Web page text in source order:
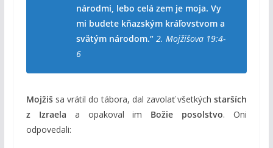
národmi, lebo celá zem je moja. Vy
mi budete kňazským kráľovstvom a
svätým národom.“ 2. Mojžišova 19:4-
6
Mojžišsa vrátil do tábora, dal zavolať všetkýchstarších
z Izraela a opakoval im Božie posolstvo. Oni
odpovedali: